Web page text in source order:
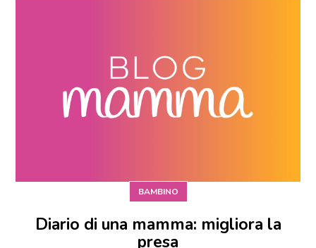
BAMBINO
Diario di una mamma: migliora la
presa